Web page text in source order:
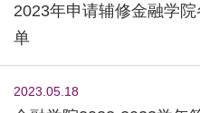
2023年申请辅修金融学
单
2023.05.18